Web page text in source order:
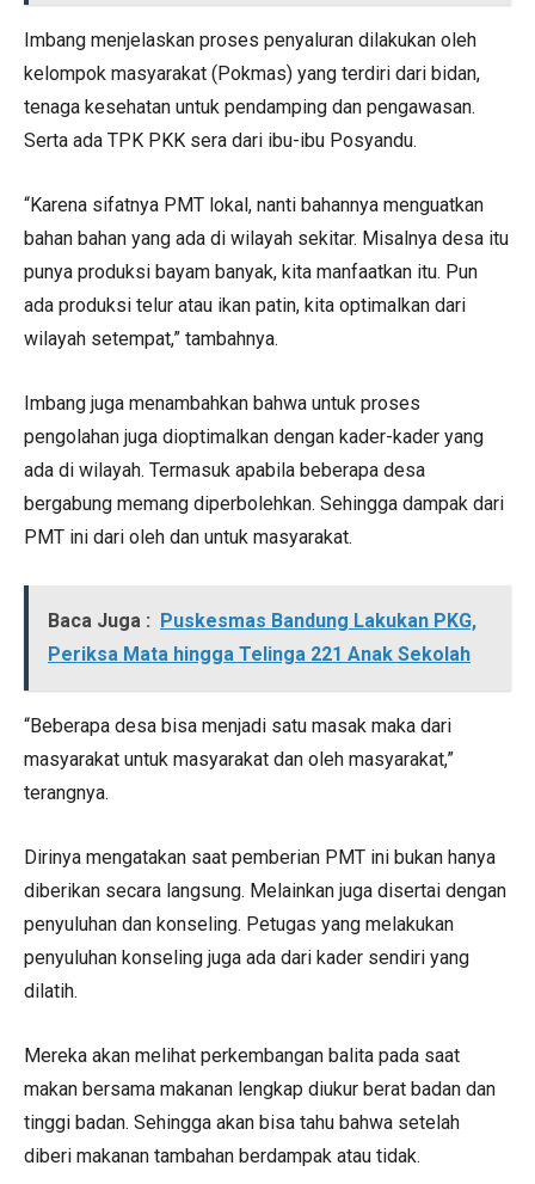
Imbang menjelaskan proses penyaluran dilakukan oleh
kelompok masyarakat (Pokmas) yang terdiri dari bidan,
tenaga kesehatan untuk pendamping dan pengawasan.
Serta ada TPK PKK sera dari ibu-ibu Posyandu.
“Karena sifatnya PMT lokal, nanti bahannya menguatkan
bahan bahan yang ada di wilayah sekitar. Misalnya desa itu
punya produksi bayam banyak, kita manfaatkan itu. Pun
ada produksi telur atau ikan patin, kita optimalkan dari
wilayah setempat,” tambahnya.
Imbang juga menambahkan bahwa untuk proses
pengolahan juga dioptimalkan dengan kader-kader yang
ada di wilayah. Termasuk apabila beberapa desa
bergabung memang diperbolehkan. Sehingga dampak dari
PMT ini dari oleh dan untuk masyarakat.
Baca Juga : Puskesmas Bandung Lakukan PKG,
Periksa Mata hingga Telinga 221 Anak Sekolah
“Beberapa desa bisa menjadi satu masak maka dari
masyarakat untuk masyarakat dan oleh masyarakat,”
terangnya.
Dirinya mengatakan saat pemberian PMT ini bukan hanya
diberikan secara langsung. Melainkan juga disertai dengan
penyuluhan dan konseling. Petugas yang melakukan
penyuluhan konseling juga ada dari kader sendiri yang
dilatih.
Mereka akan melihat perkembangan balita pada saat
makan bersama makanan lengkap diukur berat badan dan
tinggi badan. Sehingga akan bisa tahu bahwa setelah
diberi makanan tambahan berdampak atau tidak.